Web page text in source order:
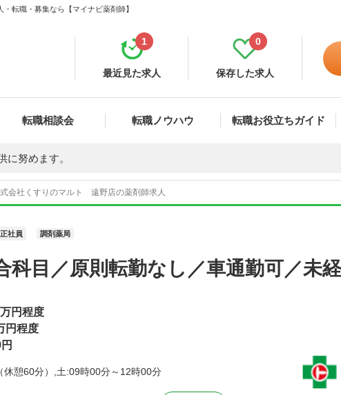
転職・募集なら【マイナビ薬剤師】
最近見た求人
1
保存した求人
0
転職相談会 転職ノウハウ 転職お役立ちガイド
に努めます。
会社くすりのマルト 遠野店の薬剤師求人
正社員 調剤薬局
科目／原則転勤なし／車通勤可／未
円程度
円程度
憩60分）,土:09時00分～12時00分